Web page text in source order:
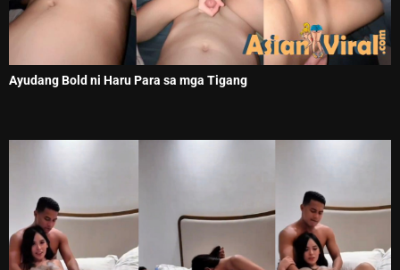
Ayudang Bold ni Haru Para sa mga Tigang